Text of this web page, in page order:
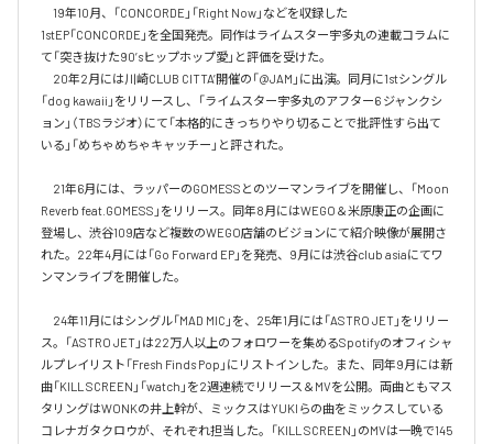
19年10月、「CONCORDE」「Right Now」などを収録した
1stEP「CONCORDE」を全国発売。同作はライムスター宇多丸の連載コラムに
て「突き抜けた90’sヒップホップ愛」と評価を受けた。
20年2月には川崎CLUB CITTA’開催の「@JAM」に出演。同月に1stシングル
「dog kawaii」をリリースし、「ライムスター宇多丸のアフター6 ジャンクシ
ョン」（TBSラジオ）にて「本格的にきっちりやり切ることで批評性すら出て
いる」「めちゃめちゃキャッチー」と評された。
21年6月には、ラッパーのGOMESSとのツーマンライブを開催し、「Moon
Reverb feat.GOMESS」をリリース。同年8月にはWEGO＆米原康正の企画に
登場し、渋谷109店など複数のWEGO店舗のビジョンにて紹介映像が展開さ
れた。22年4月には「Go Forward EP」を発売、9月には渋谷club asiaにてワ
ンマンライブを開催した。
24年11月にはシングル「MAD MIC」を、25年1月には「ASTRO JET」をリリー
ス。「ASTRO JET」は22万人以上のフォロワーを集めるSpotifyのオフィシャ
ルプレイリスト「Fresh Finds Pop」にリストインした。また、同年9月には新
曲「KILL SCREEN」「watch」を2週連続でリリース＆MVを公開。両曲ともマス
タリングはWONKの井上幹が、ミックスはYUKIらの曲をミックスしている
コレナガタクロウが、それぞれ担当した。「KILL SCREEN」のMVは一晩で145